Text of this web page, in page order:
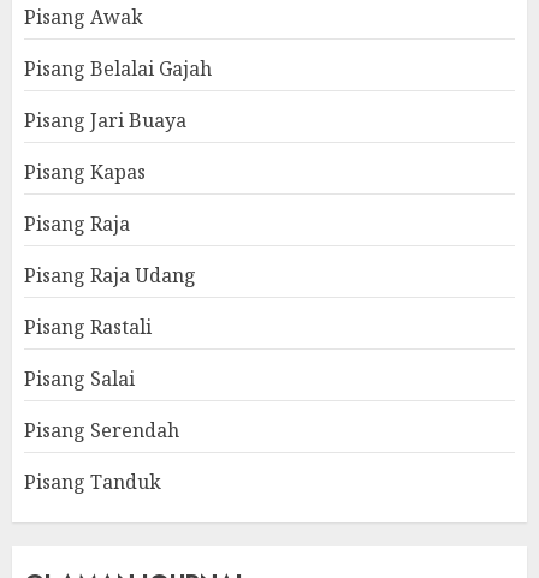
Pisang Awak
Pisang Belalai Gajah
Pisang Jari Buaya
Pisang Kapas
Pisang Raja
Pisang Raja Udang
Pisang Rastali
Pisang Salai
Pisang Serendah
Pisang Tanduk